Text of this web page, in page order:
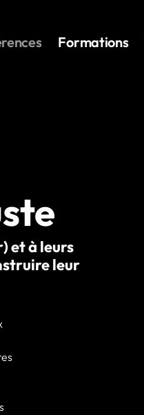
Formations
et à leurs
leur